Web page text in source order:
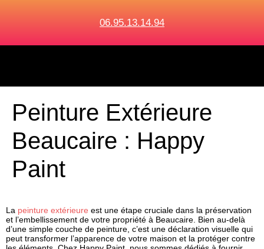
06.95.13.14.94
Peinture Extérieure
Beaucaire : Happy
Paint
La peinture extérieure est une étape cruciale dans la préservation
et l’embellissement de votre propriété à Beaucaire . Bien au-delà
d’une simple couche de peinture, c’est une déclaration visuelle qui
peut transformer l’apparence de votre maison et la protéger contre